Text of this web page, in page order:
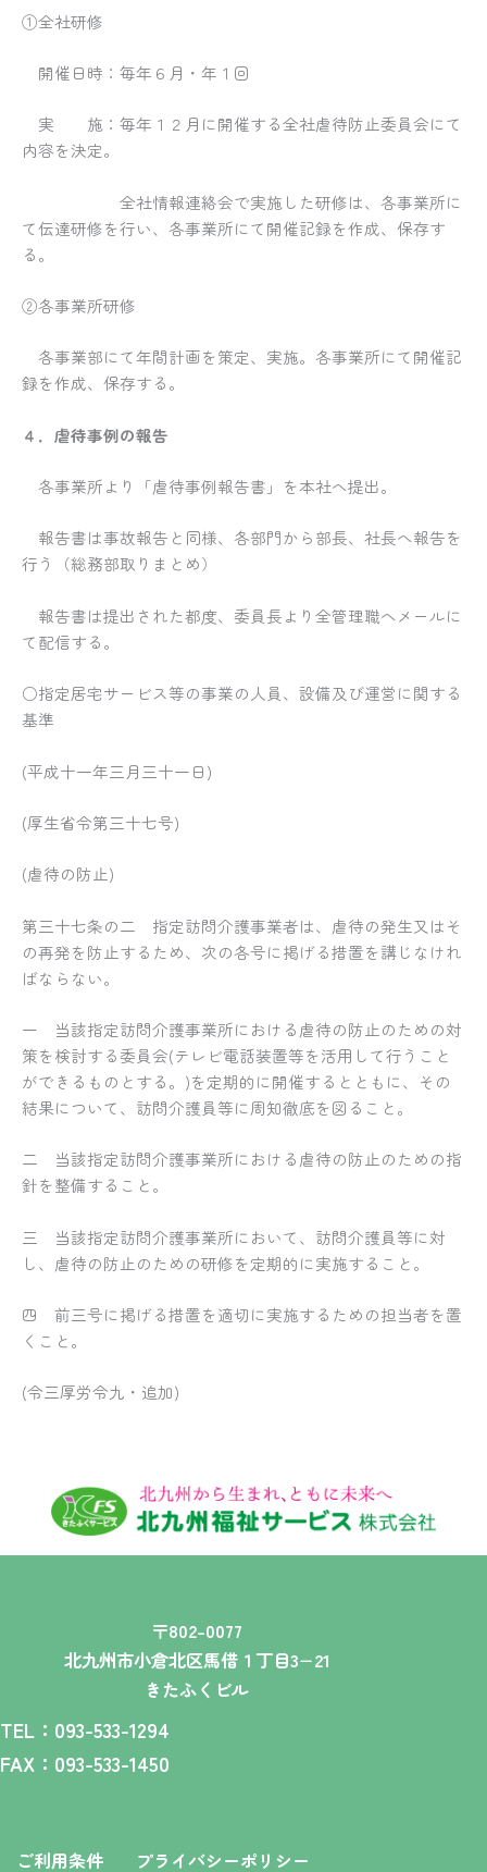
①全社研修
開催日時：毎年６月・年１回
実 施：毎年１２月に開催する全社虐待防止委員会にて
内容を決定。
全社情報連絡会で実施した研修は、各事業所に
て伝達研修を行い、各事業所にて開催記録を作成、保存す
る。
②各事業所研修
各事業部にて年間計画を策定、実施。各事業所にて開催記
録を作成、保存する。
４．虐待事例の報告
各事業所より「虐待事例報告書」を本社へ提出。
報告書は事故報告と同様、各部門から部長、社長へ報告を
行う（総務部取りまとめ）
報告書は提出された都度、委員長より全管理職へメールに
て配信する。
○指定居宅サービス等の事業の人員、設備及び運営に関する
基準
(平成十一年三月三十一日)
(厚生省令第三十七号)
(虐待の防止)
第三十七条の二 指定訪問介護事業者は、虐待の発生又はそ
の再発を防止するため、次の各号に掲げる措置を講じなけれ
ばならない。
一 当該指定訪問介護事業所における虐待の防止のための対
策を検討する委員会(テレビ電話装置等を活用して行うこと
ができるものとする。)を定期的に開催するとともに、その
結果について、訪問介護員等に周知徹底を図ること。
二 当該指定訪問介護事業所における虐待の防止のための指
針を整備すること。
三 当該指定訪問介護事業所において、訪問介護員等に対
し、虐待の防止のための研修を定期的に実施すること。
四 前三号に掲げる措置を適切に実施するための担当者を置
くこと。
(令三厚労令九・追加)
〒802-0077
北九州市小倉北区馬借１丁目3−21
きたふくビル
TEL：093-533-1294
FAX：093-533-1450
ご利用条件 プライバシーポリシー